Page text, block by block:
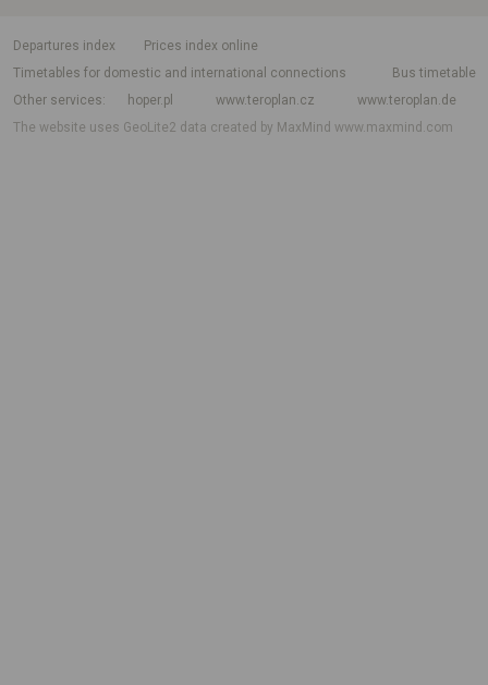
departures index
Prices index online
Timetables for domestic and international connections
Bus timetable
Other services
hoper.pl www.teroplan.cz
www.teroplan.de
The website uses GeoLite2 data created by MaxMindwww.maxmind.com